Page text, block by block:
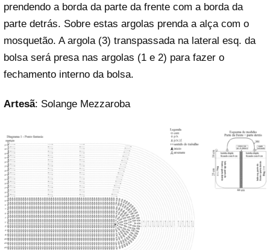
prendendo a borda da parte da frente com a borda da
parte detrás. Sobre estas argolas prenda a alça com o
mosquetão. A argola (3) transpassada na lateral esq. da
bolsa será presa nas argolas (1 e 2) para fazer o
fechamento interno da bolsa.
Artesã: Solange Mezzaroba